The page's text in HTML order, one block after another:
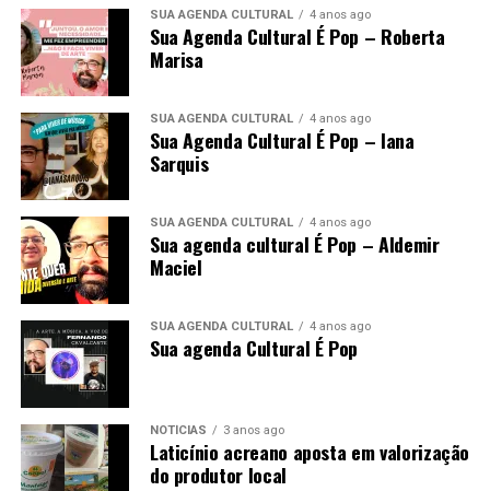
SUA AGENDA CULTURAL 4 anos ago
Sua Agenda Cultural É Pop – Roberta
Marisa
SUA AGENDA CULTURAL 4 anos ago
Sua Agenda Cultural É Pop – Iana
Sarquis
SUA AGENDA CULTURAL 4 anos ago
Sua agenda cultural É Pop – Aldemir
Maciel
SUA AGENDA CULTURAL 4 anos ago
Sua agenda Cultural É Pop
NOTÍCIAS 3 anos ago
Laticínio acreano aposta em valorização
do produtor local